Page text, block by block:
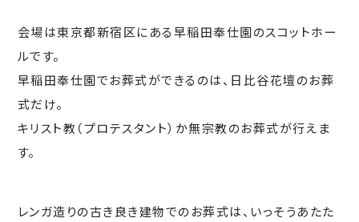
会場は東京都新宿区にある早稲田奉仕園のスコットホー
ルです。
早稲田奉仕園でお葬式ができるのは、日比谷花壇のお葬
式だけ。
キリスト教（プロテスタント）か無宗教のお葬式が行えま
す。
レンガ造りの古き良き建物でのお葬式は、いっそうあたた